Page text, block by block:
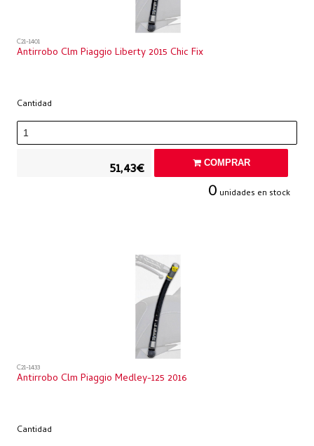
C21-1401
Antirrobo Clm Piaggio Liberty 2015 Chic Fix
Cantidad
51,43€ COMPRAR
0 unidades en stock
C21-1433
Antirrobo Clm Piaggio Medley-125 2016
Cantidad